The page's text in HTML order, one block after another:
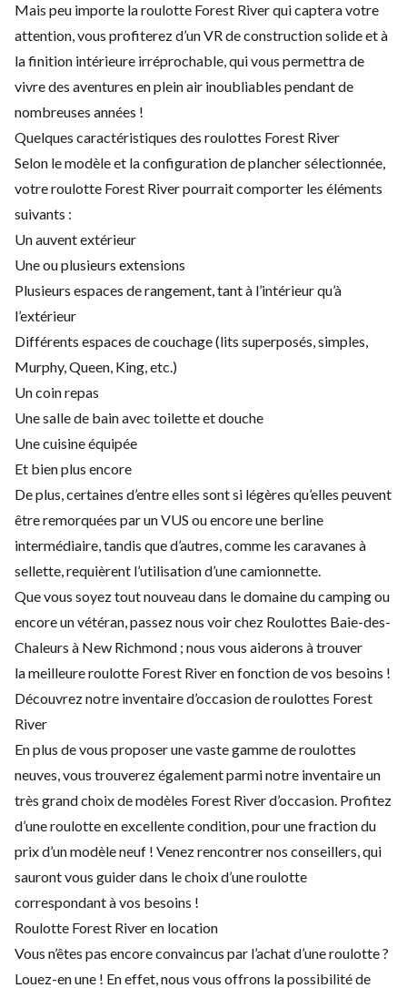
Mais peu importe la roulotte Forest River qui captera votre
attention, vous profiterez d’un VR de construction solide et à
la finition intérieure irréprochable, qui vous permettra de
vivre des aventures en plein air inoubliables pendant de
nombreuses années !
Quelques caractéristiques des roulottes Forest River
Selon le modèle et la configuration de plancher sélectionnée,
votre roulotte Forest River pourrait comporter les éléments
suivants :
Un auvent extérieur
Une ou plusieurs extensions
Plusieurs espaces de rangement, tant à l’intérieur qu’à
l’extérieur
Différents espaces de couchage (lits superposés, simples,
Murphy, Queen, King, etc.)
Un coin repas
Une salle de bain avec toilette et douche
Une cuisine équipée
Et bien plus encore
De plus, certaines d’entre elles sont si légères qu’elles peuvent
être remorquées par un VUS ou encore une berline
intermédiaire, tandis que d’autres, comme les caravanes à
sellette, requièrent l’utilisation d’une camionnette.
Que vous soyez tout nouveau dans le domaine du camping ou
encore un vétéran, passez nous voir chez Roulottes Baie-des-
Chaleurs à New Richmond ; nous vous aiderons à trouver
la meilleure roulotte Forest River en fonction de vos besoins !
Découvrez notre inventaire d’occasion de roulottes Forest
River
En plus de vous proposer une vaste gamme de roulottes
neuves, vous trouverez également parmi notre inventaire un
très grand choix de modèles Forest River d’occasion. Profitez
d’une roulotte en excellente condition, pour une fraction du
prix d’un modèle neuf ! Venez rencontrer nos conseillers, qui
sauront vous guider dans le choix d’une roulotte
correspondant à vos besoins !
Roulotte Forest River en location
Vous n’êtes pas encore convaincus par l’achat d’une roulotte ?
Louez-en une ! En effet, nous vous offrons la possibilité de